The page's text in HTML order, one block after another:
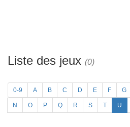
Liste des jeux (0)
0-9 A B C D E F G
N O P Q R S T U